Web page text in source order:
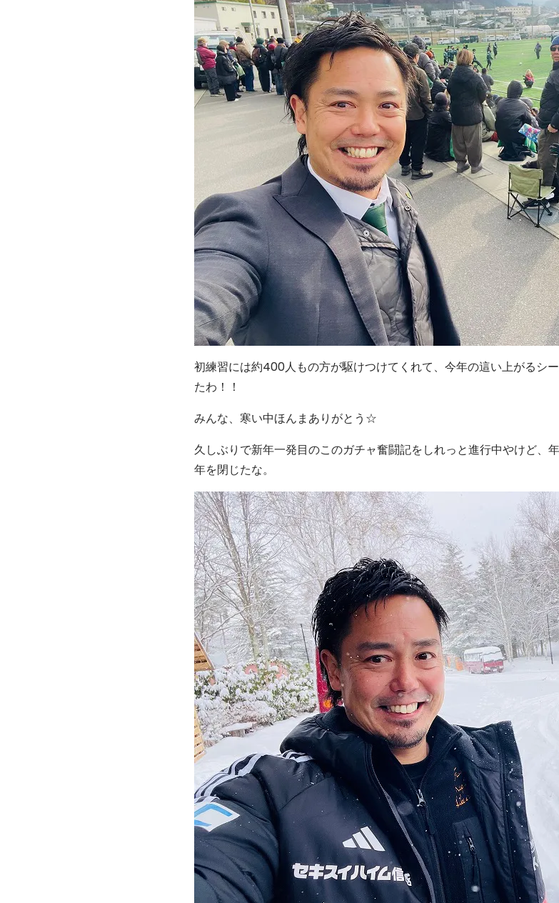
初練習には約400人もの方が駆けつけてくれて、今年の這い上がるシ
たわ！！
みんな、寒い中ほんまありがとう☆
久しぶりで新年一発目のこのガチャ奮闘記をしれっと進行中やけど、
年を閉じたな。